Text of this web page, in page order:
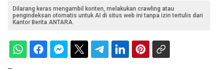
Dilarang keras mengambil konten, melakukan crawling atau
pengindeksan otomatis untuk AI di situs web ini tanpa izin tertulis dari
Kantor Berita ANTARA.